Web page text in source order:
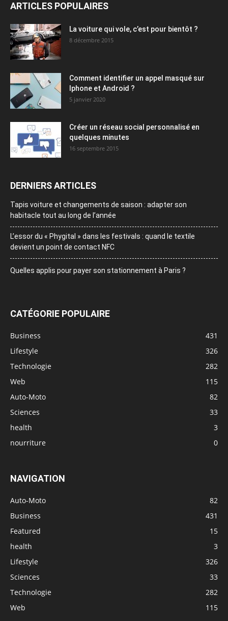
ARTICLES POPULAIRES
La voiture qui vole, c’est pour bientôt ?
8 décembre 2015
Comment identifier un appel masqué sur
Iphone et Android ?
5 janvier 2020
Créer un réseau social personnalisé en
quelques minutes
16 septembre 2015
DERNIERS ARTICLES
Tapis voiture et changements de saison : adapter son
habitacle tout au long de l’année
L’essor du « Phygital » dans les festivals : quand le textile
devient un point de contact NFC
Quelles applis pour payer son stationnement à Paris ?
CATÉGORIE POPULAIRE
Business
431
Lifestyle
326
Technologie
282
Web
115
Auto-Moto
82
Sciences
33
health
3
nourriture
0
NAVIGATION
Auto-Moto
82
Business
431
Featured
15
health
3
Lifestyle
326
Sciences
33
Technologie
282
Web
115